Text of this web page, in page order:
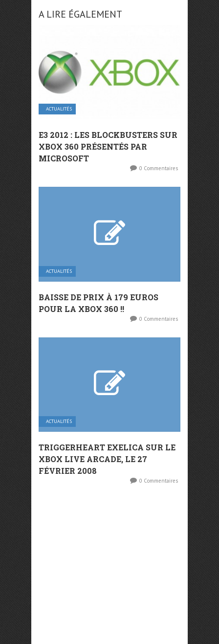
A LIRE ÉGALEMENT
ACTUALITÉS
E3 2012 : LES BLOCKBUSTERS SUR
XBOX 360 PRÉSENTÉS PAR
MICROSOFT
0 Commentaires
ACTUALITÉS
BAISSE DE PRIX À 179 EUROS
POUR LA XBOX 360 !!
0 Commentaires
ACTUALITÉS
TRIGGERHEART EXELICA SUR LE
XBOX LIVE ARCADE, LE 27
FÉVRIER 2008
0 Commentaires